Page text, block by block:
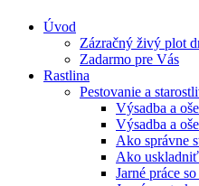
Úvod
Zázračný živý plot
Zadarmo pre Vás
Rastlina
Pestovanie a
Výsadba a
Výsadba a
Ako správne
Ako uskladniť
Jarné práce